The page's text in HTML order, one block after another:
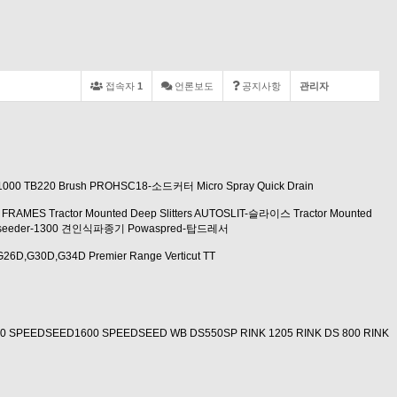
관리자
공지사항
언론보도
접속자 1
TB220 Brush PROHSC18-소드커터 Micro Spray Quick Drain
Tractor Mounted Deep SlittersAUTOSLIT-슬라이스 Tractor Mounted
1300 견인식파종기
Powaspred-탑드레서
Premier Range Verticut TT
SPEEDSEED1600 SPEEDSEED WB DS550SP RINK 1205 RINK DS 800 RINK